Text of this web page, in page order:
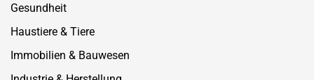
Gesundheit
Haustiere & Tiere
Immobilien & Bauwesen